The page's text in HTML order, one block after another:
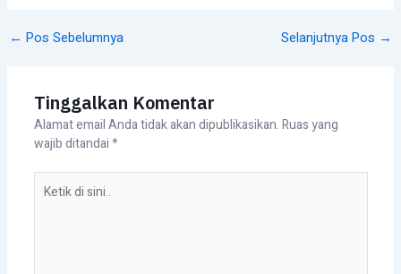
← Pos Sebelumnya Selanjutnya Pos →
Tinggalkan Komentar
Alamat email Anda tidak akan dipublikasikan.Ruas yang
wajib ditandai*
Ketik